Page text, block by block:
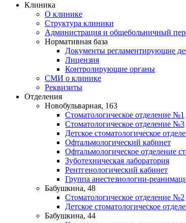
Клиника
О клинике
Структура клиники
Администрация и общебольничный
Нормативная база
Документы регламентирующие
Лицензия
Контролирующие органы
СМИ о клинике
Реквизиты
Отделения
Новобульварная, 163
Стоматологическое отделение №1
Стоматологическое отделение №3
Детское стоматологическое
Офтальмологический кабинет
Офтальмологическое отделение
Зуботехническая лаборатория
Рентгенологический кабинет
Группа анестезиологии-
Бабушкина, 48
Стоматологическое отделение №2
Детское стоматологическое
Бабушкина, 44